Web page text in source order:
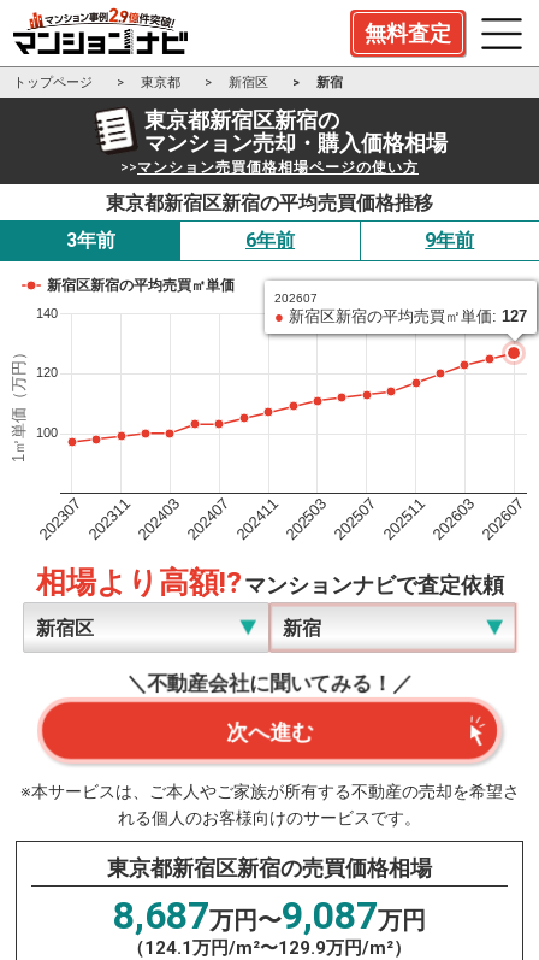
無料査定
トップページ 東京都 新宿区 新宿
東京都新宿区新宿の
マンション売却・購入価格相場
>>マンション売買価格相場ページの使い方
東京都新宿区新宿の平均売買価格推移
3年前
6年前 9年前
1㎡単価（万円）
新宿区新宿の平均売買㎡単価
202307202311202403202407202411202503202507202511202603202607
100
120
140
202607
● 新宿区新宿の平均売買㎡単価: 127
相場より高額!?マンションナビで査定依頼
＼不動産会社に聞いてみる！／
次へ進む
※本サービスは、ご本人やご家族が所有する不動産の売却を希望さ
れる個人のお客様向けのサービスです。
東京都新宿区新宿の売買価格相場
8,687万円〜9,087万円
（124.1万円/m²〜129.9万円/m²）